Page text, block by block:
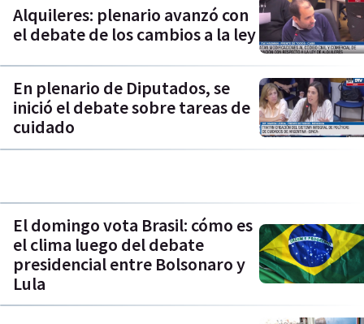
Alquileres: plenario avanzó con
el debate de los cambios a la ley
En plenario de Diputados, se
inició el debate sobre tareas de
cuidado
El domingo vota Brasil: cómo es
el clima luego del debate
presidencial entre Bolsonaro y
Lula